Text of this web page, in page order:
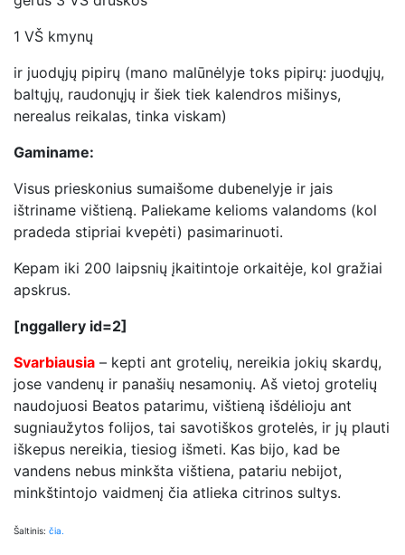
1 VŠ kmynų
ir juodųjų pipirų (mano malūnėlyje toks pipirų: juodųjų,
baltųjų, raudonųjų ir šiek tiek kalendros mišinys,
nerealus reikalas, tinka viskam)
Gaminame:
Visus prieskonius sumaišome dubenelyje ir jais
ištriname vištieną. Paliekame kelioms valandoms (kol
pradeda stipriai kvepėti) pasimarinuoti.
Kepam iki 200 laipsnių įkaitintoje orkaitėje, kol gražiai
apskrus.
[nggallery id=2]
Svarbiausia – kepti ant grotelių, nereikia jokių skardų,
jose vandenų ir panašių nesamonių. Aš vietoj grotelių
naudojuosi Beatos patarimu, vištieną išdėlioju ant
sugniaužytos folijos, tai savotiškos grotelės, ir jų plauti
iškepus nereikia, tiesiog išmeti. Kas bijo, kad be
vandens nebus minkšta vištiena, patariu nebijot,
minkštintojo vaidmenį čia atlieka citrinos sultys.
Šaltinis: čia.